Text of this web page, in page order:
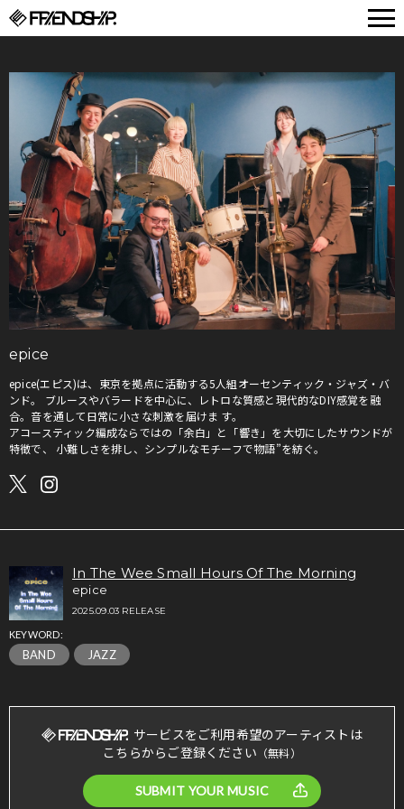
epice
epice(エピス)は、東京を拠点に活動する5人組オーセンティック・ジャズ・バ
ンド。 ブルースやバラードを中心に、レトロな質感と現代的なDIY感覚を融
合。音を通して日常に小さな刺激を届けま す。
アコースティック編成ならではの「余白」と「響き」を大切にしたサウンドが
特徴で、 小難しさを排し、シンプルなモチーフで物語”を紡ぐ。
In The Wee Small Hours Of The Morning
epice
2025.09.03 RELEASE
KEYWORD:
BAND JAZZ
サービスをご利用希望のアーティストは
こちらからご登録ください （無料）
SUBMIT YOUR MUSIC